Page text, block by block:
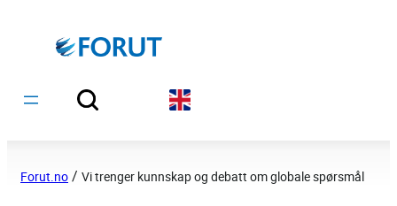
Forut.no / Vi trenger kunnskap og debatt om globale spørsmål